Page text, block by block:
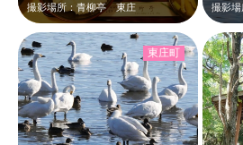
撮影場所：青柳亭 東庄
撮影
東庄町